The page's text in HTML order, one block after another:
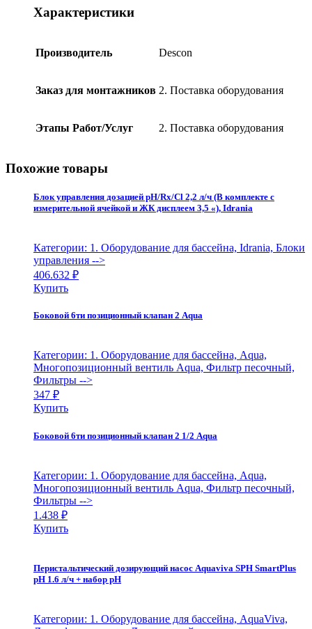
12310XV,
DesconХарактеристики
Производитель Descon
Заказ для монтажников 2. Поставка оборудования
Этапы Работ/Услуг 2. Поставка оборудования
Похожие товары
Блок управления дозацией pH/Rx/Cl 2,2 л/ч (В комплекте с
измерительной ячейкой и ЖК дисплеем 3,5 «), Idrania
Категории: 1. Оборудование для бассейна, Idrania, Блоки
управления -->
406.632 ₽
Купить
Боковой 6ти позиционный клапан 2 Aqua
Категории: 1. Оборудование для бассейна, Aqua,
Многопозиционный вентиль Aqua, Фильтр песочный,
Фильтры -->
347 ₽
Купить
Боковой 6ти позиционный клапан 2 1/2 Aqua
Категории: 1. Оборудование для бассейна, Aqua,
Многопозиционный вентиль Aqua, Фильтр песочный,
Фильтры -->
1.438 ₽
Купить
Перистальтический дозирующий насос Aquaviva SPH SmartPlus
pH 1.6 л/ч + набор pH
Категории: 1. Оборудование для бассейна, AquaViva,